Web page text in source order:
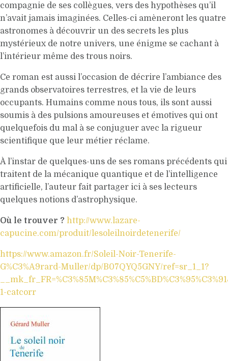
compagnie de ses collègues, vers des hypothèses qu’il
n’avait jamais imaginées. Celles-ci amèneront les quatre
astronomes à découvrir un des secrets les plus
mystérieux de notre univers, une énigme se cachant à
l’intérieur même des trous noirs.
Ce roman est aussi l’occasion de décrire l’ambiance des
grands observatoires terrestres, et la vie de leurs
occupants. Humains comme nous tous, ils sont aussi
soumis à des pulsions amoureuses et émotives qui ont
quelquefois du mal à se conjuguer avec la rigueur
scientifique que leur métier réclame.
À l’instar de quelques-uns de ses romans précédents qui
traitent de la mécanique quantique et de l’intelligence
artificielle, l’auteur fait partager ici à ses lecteurs
quelques notions d’astrophysique.
Où le trouver ? http://www.lazare-
capucine.com/produit/lesoleilnoirdetenerife/
https://www.amazon.fr/Soleil-Noir-Tenerife-
G%C3%A9rard-Muller/dp/B07QYQ5GNY/ref=sr_1_1?
1-catcorr